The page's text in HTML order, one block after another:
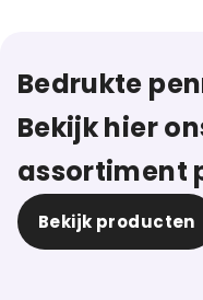
Bedrukte
Bekijk hier
assortiment
Bekijk producten